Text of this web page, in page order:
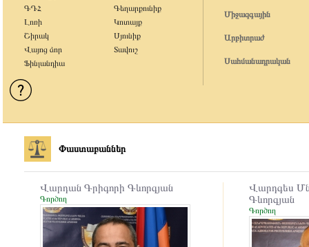
ԳԴՀ
Գեղարքունիք
Լոռի
Կոտայք
Շիրակ
Սյունիք
Վայոց ձոր
Տավուշ
Ֆինլանդիա
Միջազգային
Արբիտրաժ
Սահմանադրական
Փաստաբաններ
Վարդան Գրիգորի Գևորգյան
Գործող
Վարդգես
Գևորգյան
Գործող